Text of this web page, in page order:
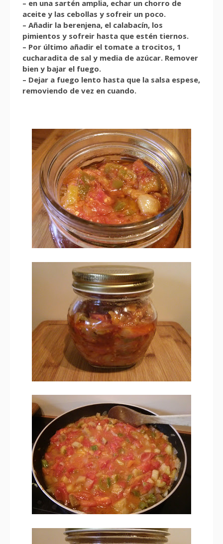
– en una sartén amplia, echar un chorro de
aceite y las cebollas y sofreir un poco.
– Añadir la berenjena, el calabacín, los
pimientos y sofreir hasta que estén tiernos.
– Por último añadir el tomate a trocitos, 1
cucharadita de sal y media de azúcar. Remover
bien y bajar el fuego.
– Dejar a fuego lento hasta que la salsa espese,
removiendo de vez en cuando.